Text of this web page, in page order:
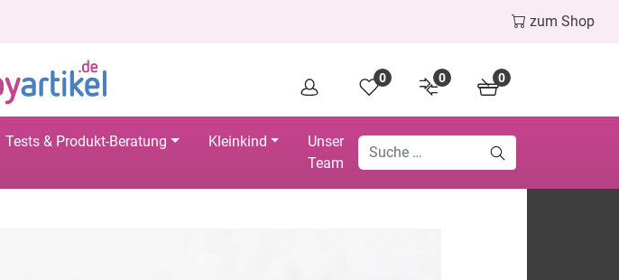
zum Shop
0
0
0
Tests & Produkt-Beratung Kleinkind
Unser
Team